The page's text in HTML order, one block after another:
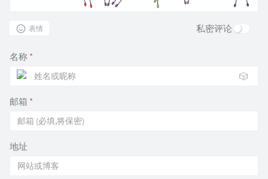
表情 私密评论
名称 *
🎲
邮箱 *
地址